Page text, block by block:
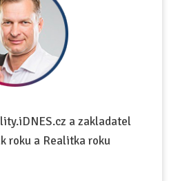
a zakladatel
roku a Realitka roku